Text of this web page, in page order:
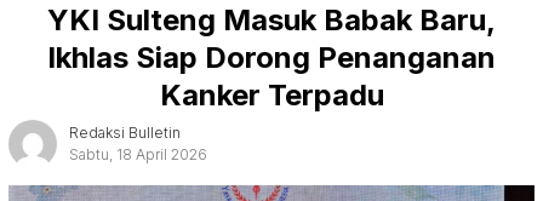
YKI Sulteng Masuk Babak Baru,
Ikhlas Siap Dorong Penanganan
Kanker Terpadu
Redaksi Bulletin
Sabtu, 18 April 2026